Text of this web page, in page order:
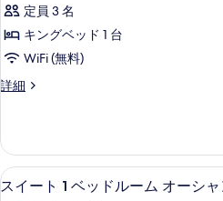
の
り
込
み
ス
ル
ム
ン
グ
ベ
定員 3 名
キングベッド 1 台
WiFi (無料)
詳細
デ
ス
ル
ー
ス 7
スイート 1 ベッドルーム オーシ